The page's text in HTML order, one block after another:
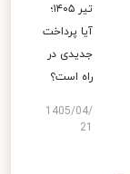
تیر ۱۴۰۵؛
آیا پرداخت
جدیدی در
راه است؟
1405/04/